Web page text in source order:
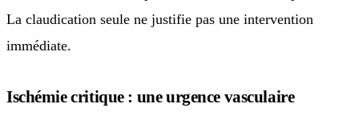
La claudication seule ne justifie pas une intervention
immédiate.
Ischémie critique : une urgence vasculaire